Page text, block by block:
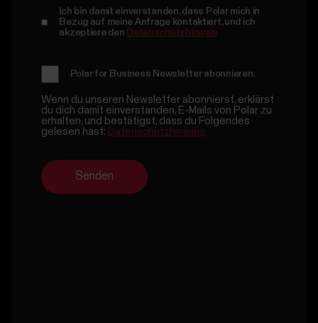
Ich bin damit einverstanden, dass Polar mich in
Bezug auf meine Anfrage kontaktiert, und ich
akzeptiere den Datenschutzhinweis
Polar for Business Newsletter abonnieren.
Wenn du unseren Newsletter abonnierst, erklärst
du dich damit einverstanden, E-Mails von Polar zu
erhalten, und bestätigst, dass du Folgendes
gelesen hast: Datenschutzhinweis